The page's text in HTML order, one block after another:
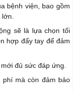
bệnh viện, bao gồm
lớn.
sẽ là lựa chọn tối
hợp đẩy tay để đảm
đủ sức đáp ứng.
phí mà còn đảm bảo